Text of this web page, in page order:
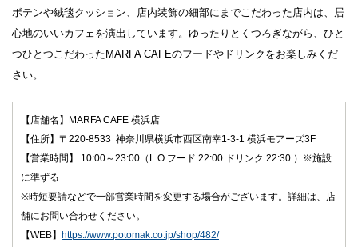
ボテンや絨毯クッション、店内装飾の細部にまでこだわった店内は、居
心地のいいカフェを演出しています。ゆったりとくつろぎながら、ひと
つひとつこだわったMARFA CAFEのフードやドリンクをお楽しみくだ
さい。​
【店舗名】MARFA CAFE 横浜店
【住所】〒220-8533 神奈川県横浜市西区南幸1-3-1 横浜モアーズ3F
【営業時間】 10:00～23:00（L.O フード 22:00 ドリンク 22:30 ）※施設
に準ずる
※時短要請などで一部営業時間を変更する場合がございます。詳細は、店
舗にお問い合わせください。
【WEB】 https://www.potomak.co.jp/shop/482/